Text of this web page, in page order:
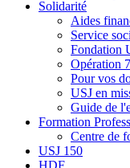
Solidarité
Aides
Service
Fondation
Opération
Pour vos
USJ en
Guide de
Formation
Centre de
USJ 150
HDF